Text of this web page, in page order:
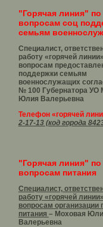
"Горячая линия" по
вопросам соц
семьям
Специалист,
работу «горячей
вопросам
поддержки семьям
военнослужащих
№ 100 Губернатора УО
Юлия Валерьевна
Телефон «горячей
2-17-13 (код города
"Горячая линия" по
вопросам питания
Специалист,
работу «горячей
вопросам организации
питания – Моховая
Валерьевна